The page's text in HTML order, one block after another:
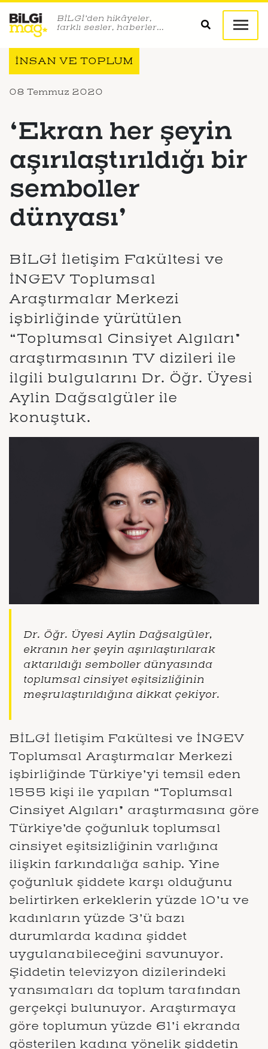
BİLGİ’den hikâyeler,
farklı sesler, haberler…
İNSAN VE TOPLUM
08 Temmuz 2020
‘Ekran her şeyin
aşırılaştırıldığı bir
semboller
dünyası’
BİLGİ İletişim Fakültesi ve
İNGEV Toplumsal
Araştırmalar Merkezi
işbirliğinde yürütülen
“Toplumsal Cinsiyet Algıları”
araştırmasının TV dizileri ile
ilgili bulgularını Dr. Öğr. Üyesi
Aylin Dağsalgüler ile
konuştuk.
Dr. Öğr. Üyesi Aylin Dağsalgüler,
ekranın her şeyin aşırılaştırılarak
aktarıldığı semboller dünyasında
toplumsal cinsiyet eşitsizliğinin
meşrulaştırıldığına dikkat çekiyor.
BİLGİ İletişim Fakültesi ve İNGEV
Toplumsal Araştırmalar Merkezi
işbirliğinde Türkiye’yi temsil eden
1555 kişi ile yapılan “Toplumsal
Cinsiyet Algıları” araştırmasına göre
Türkiye’de çoğunluk toplumsal
cinsiyet eşitsizliğinin varlığına
ilişkin farkındalığa sahip. Yine
çoğunluk şiddete karşı olduğunu
belirtirken erkeklerin yüzde 10’u ve
kadınların yüzde 3’ü bazı
durumlarda kadına şiddet
uygulanabileceğini savunuyor.
Şiddetin televizyon dizilerindeki
yansımaları da toplum tarafından
gerçekçi bulunuyor. Araştırmaya
göre toplumun yüzde 61’i ekranda
gösterilen kadına yönelik şiddetin